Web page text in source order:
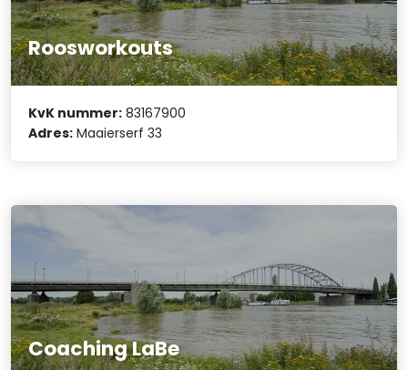
Roosworkouts
KvK nummer: 83167900
Adres: Maaierserf 33
Coaching LaBe